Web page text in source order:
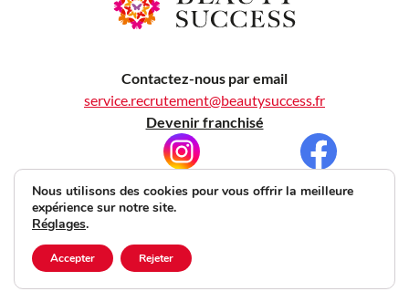
Contactez-nous par email
service.recrutement@beautysuccess.fr
Devenir franchisé
beautysuccess.fr
personnelles et cookies
enseigne du
© 2026 Beauty Success. Tous droits réservés. Création : Agence E-team
Nous utilisons des cookies pour vous offrir la meilleure
expérience sur notre site.
Réglages.
Accepter Rejeter